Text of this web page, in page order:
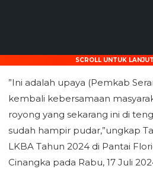
SCROLL UNTUK
”Ini adalah upaya (Pemkab
kembali kebersamaan
royong yang sekarang ini di
sudah hampir pudar,”ungkap
LKBA Tahun 2024 di Pantai
Cinangka pada Rabu, 17 Juli